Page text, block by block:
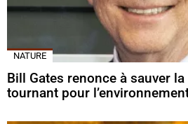
NATURE
Bill Gates renonce à sauver
tournant pour